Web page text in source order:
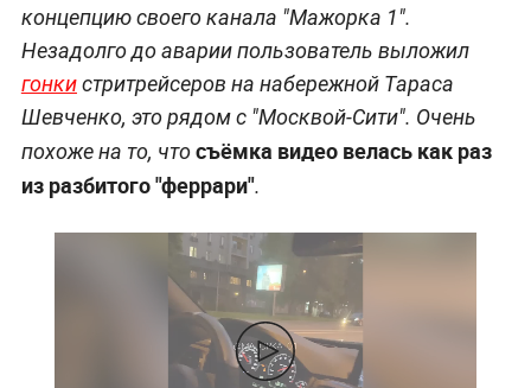
концепцию своего канала "Мажорка 1".
Незадолго до аварии пользователь выложил
гонкистритрейсеров на набережной Тараса
Шевченко, это рядом с "Москвой-Сити". Очень
похоже на то, чтосъёмка видео велась как раз
из разбитого "феррари".